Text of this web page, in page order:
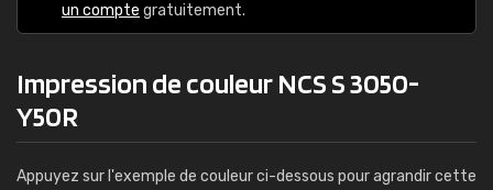
un compte gratuitement.
Impression de couleur NCS S 3050-
Y50R
Appuyez sur l'exemple de couleur ci-dessous pour agrandir cette